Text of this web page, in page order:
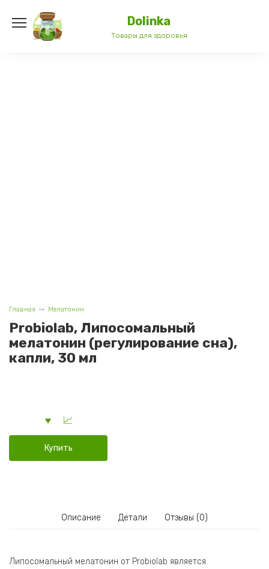
содержанию
Dolinka
Товары для здоровья
Главная Мелатонин
Probiolab, Липосомальный
мелатонин (регулирование сна),
капли, 30 мл
Купить
Описание Детали Отзывы (0)
Липосомальный мелатонин от Probiolab является